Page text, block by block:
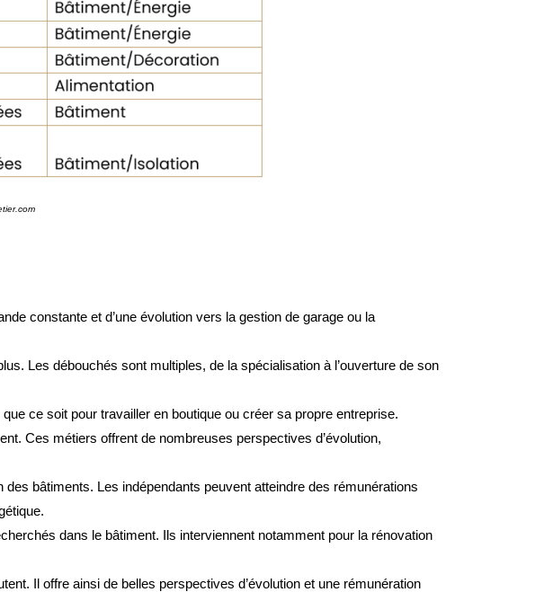
constante et d’une évolution vers la gestion de garage ou la
Les débouchés sont multiples, de la spécialisation à l’ouverture de son
ce soit pour travailler en boutique ou créer sa propre entreprise.
Ces métiers offrent de nombreuses perspectives d’évolution,
bâtiments. Les indépendants peuvent atteindre des rémunérations
.
dans le bâtiment. Ils interviennent notamment pour la rénovation
Il offre ainsi de belles perspectives d’évolution et une rémunération